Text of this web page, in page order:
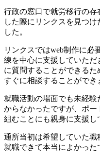
行政の窓口で就労移行の
した際にリンクスを見つ
した。
リンクスではweb制作に必
練を中心に支援していた
に質問することができる
すぐに相談することができ
就職活動の場面でも未経
からなかったですが、ポー
組むことにも親身に支援し
通所当初は希望していた
就職できて本当によかった